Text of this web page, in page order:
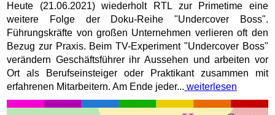
Heute (21.06.2021) wiederholt RTL zur Primetime eine
weitere Folge der Doku-Reihe "Undercover Boss".
Führungskräfte von großen Unternehmen verlieren oft den
Bezug zur Praxis. Beim TV-Experiment "Undercover Boss"
verändern Geschäftsführer ihr Aussehen und arbeiten vor
Ort als Berufseinsteiger oder Praktikant zusammen mit
erfahrenen Mitarbeitern. Am Ende jeder... weiterlesen